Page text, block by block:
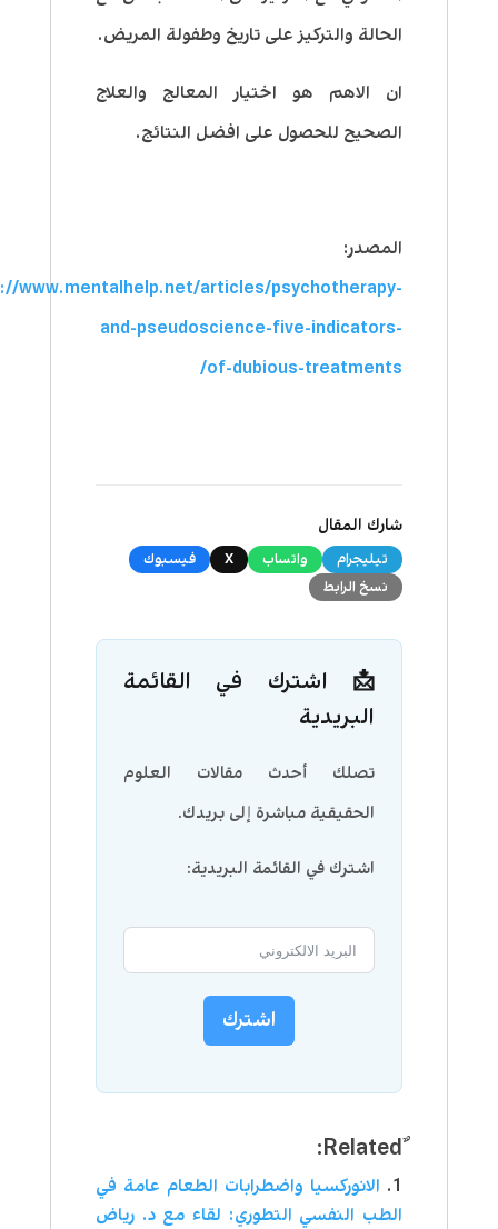
الحالة والتركيز على تاريخ وطفولة المريض.
ان الاهم هو اختيار المعالج والعلاج
الصحيح للحصول على افضل النتائج.
المصدر:
www.mentalhelp.net/articles/psychotherapy-
and-pseudoscience-five-indicators-
of-dubious-treatments/
شارك المقال
تيليجرام واتساب X
فيسبوك
نسخ الرابط
📩 اشترك في القائمة
البريدية
تصلك أحدث مقالات العلوم
الحقيقية مباشرة إلى بريدك.
اشترك في القائمة البريدية:
اشترك
ٌRelated:
الانوركسيا واضطرابات الطعام عامة في
الطب النفسي التطوري: لقاء مع د. رياض